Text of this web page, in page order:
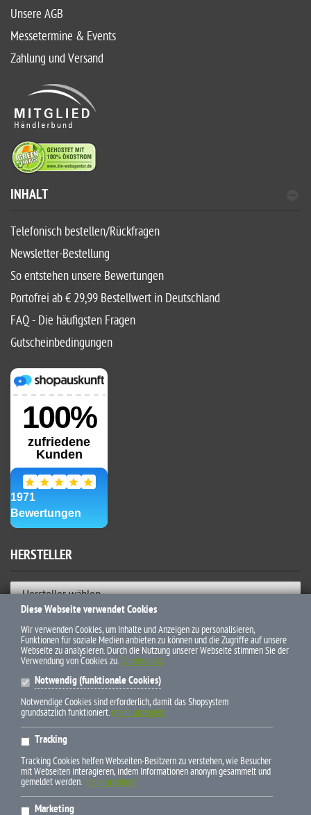
Unsere AGB
Messetermine & Events
Zahlung und Versand
INHALT
Telefonisch bestellen/Rückfragen
Newsletter-Bestellung
So entstehen unsere Bewertungen
Portofrei ab € 29,99 Bestellwert in Deutschland
FAQ - Die häufigsten Fragen
Gutscheinbedingungen
HERSTELLER
Hersteller wählen
ZAHLUNGSWEISEN
* Alle Preise inkl. gesetzl. Mehrwertsteuer zzgl. Versandkosten und
ggf. Nachnahmegebühren, wenn nicht anders beschrieben
Diese Webseite verwendet Cookies
Wir verwenden Cookies, um Inhalte und Anzeigen zu personalisieren,
Funktionen für soziale Medien anbieten zu können und die Zugriffe auf unsere
Webseite zu analysieren. Durch die Nutzung unserer Webseite stimmen Sie der
Verwendung von Cookies zu. Datenschutz
Notwendig (funktionale Cookies)
Notwendige Cookies sind erforderlich, damit das Shopsystem
grundsätzlich funktioniert.(mehr anzeigen)
Tracking
Tracking Cookies helfen Webseiten-Besitzern zu verstehen, wie Besucher
mit Webseiten interagieren, indem Informationen anonym gesammelt und
gemeldet werden.(mehr anzeigen)
Marketing